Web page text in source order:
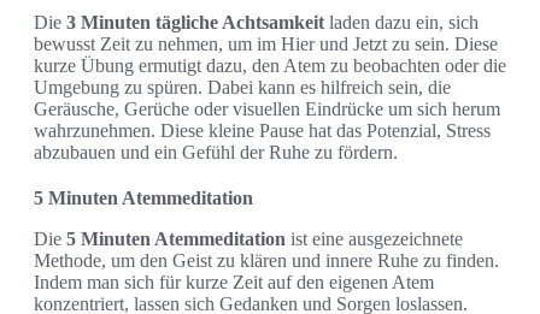
Die 3 Minuten tägliche Achtsamkeit laden dazu ein, sich
bewusst Zeit zu nehmen, um im Hier und Jetzt zu sein. Diese
kurze Übung ermutigt dazu, den Atem zu beobachten oder die
Umgebung zu spüren. Dabei kann es hilfreich sein, die
Geräusche, Gerüche oder visuellen Eindrücke um sich herum
wahrzunehmen. Diese kleine Pause hat das Potenzial, Stress
abzubauen und ein Gefühl der Ruhe zu fördern.
5 Minuten Atemmeditation
Die 5 Minuten Atemmeditation ist eine ausgezeichnete
Methode, um den Geist zu klären und innere Ruhe zu finden.
Indem man sich für kurze Zeit auf den eigenen Atem
konzentriert, lassen sich Gedanken und Sorgen loslassen.